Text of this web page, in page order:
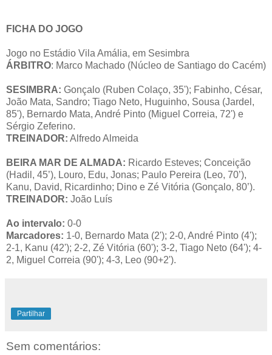
FICHA DO JOGO
Jogo no Estádio Vila Amália, em Sesimbra
ÁRBITRO: Marco Machado (Núcleo de Santiago do Cacém)
SESIMBRA: Gonçalo (Ruben Colaço, 35'); Fabinho, César,
João Mata, Sandro; Tiago Neto, Huguinho, Sousa (Jardel,
85'), Bernardo Mata, André Pinto (Miguel Correia, 72') e
Sérgio Zeferino.
TREINADOR: Alfredo Almeida
BEIRA MAR DE ALMADA: Ricardo Esteves; Conceição
(Hadil, 45’), Louro, Edu, Jonas; Paulo Pereira (Leo, 70’),
Kanu, David, Ricardinho; Dino e Zé Vitória (Gonçalo, 80’).
TREINADOR: João Luís
Ao intervalo: 0-0
Marcadores: 1-0, Bernardo Mata (2'); 2-0, André Pinto (4');
2-1, Kanu (42'); 2-2, Zé Vitória (60'); 3-2, Tiago Neto (64'); 4-
2, Miguel Correia (90'); 4-3, Leo (90+2').
Partilhar
Sem comentários: